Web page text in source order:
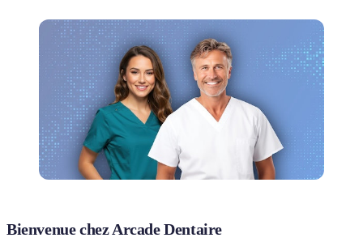
Bienvenue chez Arcade Dentaire